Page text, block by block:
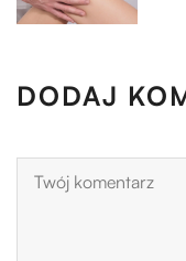
DODAJ